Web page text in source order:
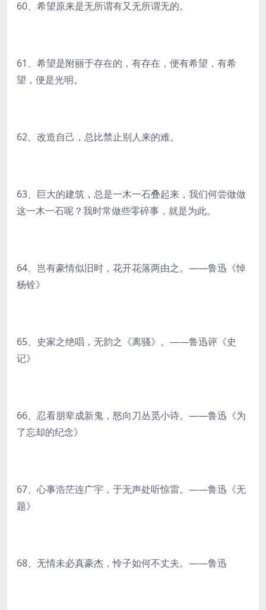
60、希望原来是无所谓有又无所谓无的。
61、希望是附丽于存在的，有存在，便有希望，有希
望，便是光明。
62、改造自己，总比禁止别人来的难。
63、巨大的建筑，总是一木一石叠起来，我们何尝做做
这一木一石呢？我时常做些零碎事，就是为此。
64、岂有豪情似旧时，花开花落两由之。——鲁迅《悼
杨铨》
65、史家之绝唱，无韵之《离骚》。——鲁迅评《史
记》
66、忍看朋辈成新鬼，怒向刀丛觅小诗。——鲁迅《为
了忘却的纪念》
67、心事浩茫连广宇，于无声处听惊雷。——鲁迅《无
题》
68、无情未必真豪杰，怜子如何不丈夫。——鲁迅